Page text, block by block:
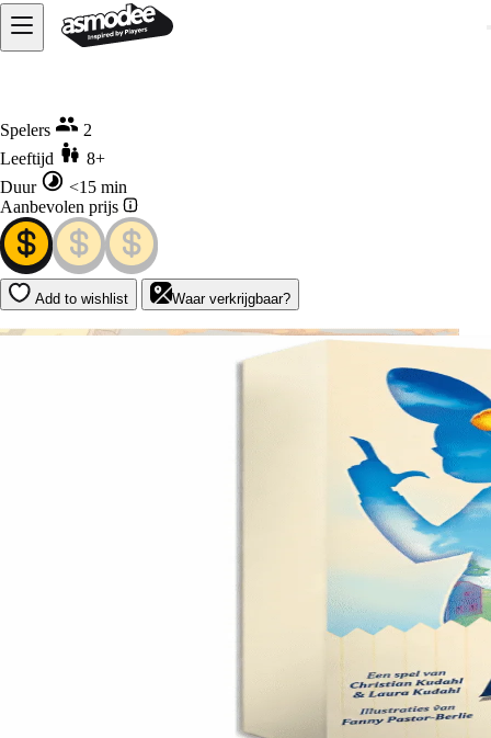
Spelers
2
Leeftijd
8+
Duur
<15 min
Aanbevolen prijs
Add to wishlist Waar verkrijgbaar?